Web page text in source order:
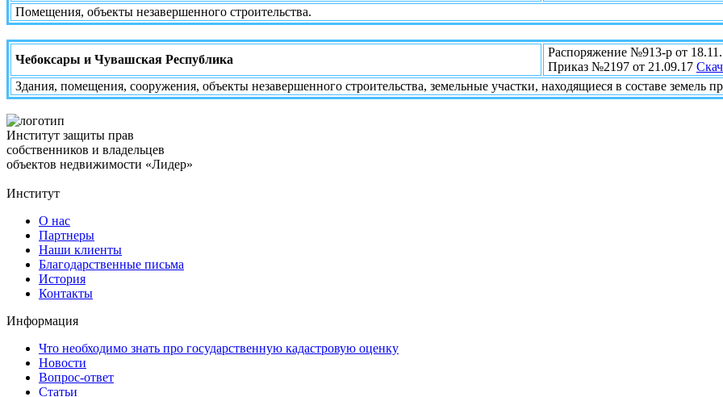
Помещения, объекты незавершенного строительства.
Чебоксары и Чувашская Республика
Распоряжение №913-р от
Приказ №2197 от 21.09.17
Здания, помещения, сооружения, объекты незавершенного строительства, земельные участки, находящиеся в составе земель
Институт защиты прав
собственников и владельцев
объектов недвижимости «Лидер»
Институт
О нас
Партнеры
Наши клиенты
Благодарственные письма
История
Контакты
Информация
Что необходимо знать про государственную кадастровую оценку
Новости
Вопрос-ответ
Статьи